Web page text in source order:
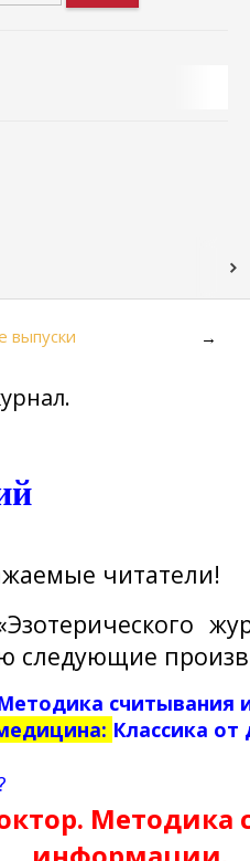
выпуски →
читатели!
следующие
считывания
Классика
. Методика